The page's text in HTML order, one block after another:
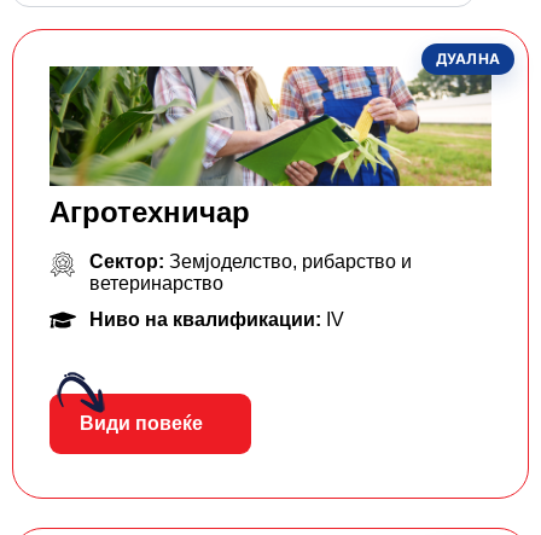
ДУАЛНА
Агротехничар
Сектор: Земјоделство, рибарство и
ветеринарство
Ниво на квалификации: IV
Види повеќе